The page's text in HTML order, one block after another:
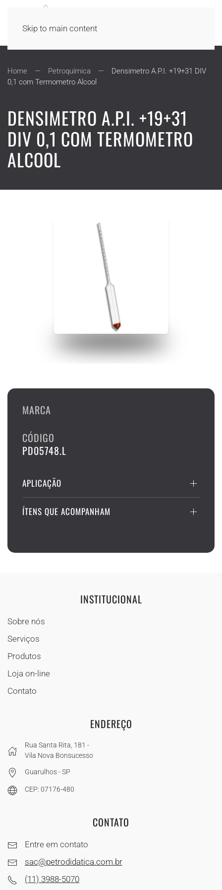
Skip to main content
Home Petroquímica
Densimetro A.P.I. +19+31 DIV
0,1 com Termometro Alcool
DENSIMETRO A.P.I. +19+31
DIV 0,1 COM TERMOMETRO
ALCOOL
MARCA
CÓDIGO
PD05748.L
APLICAÇÃO
ÍTENS QUE ACOMPANHAM
INSTITUCIONAL
Sobre nós
Serviços
Produtos
Loja on-line
Contato
ENDEREÇO
Rua Santa Rita, 181 -
Vila Nova Bonsucesso
Guarulhos - SP
CEP: 07176-480
CONTATO
Entre em contato
sac@petrodidatica.com.br
(11) 3988-5070